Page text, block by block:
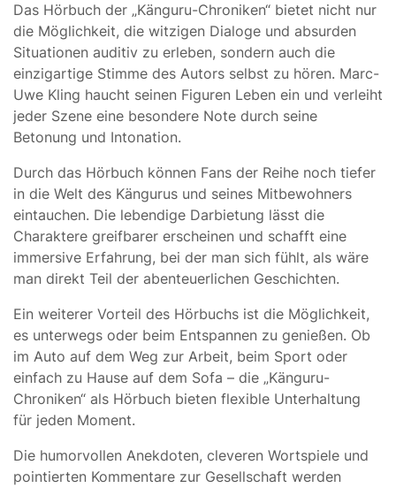
Das Hörbuch der „Känguru-Chroniken“ bietet nicht nur
die Möglichkeit, die witzigen Dialoge und absurden
Situationen auditiv zu erleben, sondern auch die
einzigartige Stimme des Autors selbst zu hören. Marc-
Uwe Kling haucht seinen Figuren Leben ein und verleiht
jeder Szene eine besondere Note durch seine
Betonung und Intonation.
Durch das Hörbuch können Fans der Reihe noch tiefer
in die Welt des Kängurus und seines Mitbewohners
eintauchen. Die lebendige Darbietung lässt die
Charaktere greifbarer erscheinen und schafft eine
immersive Erfahrung, bei der man sich fühlt, als wäre
man direkt Teil der abenteuerlichen Geschichten.
Ein weiterer Vorteil des Hörbuchs ist die Möglichkeit,
es unterwegs oder beim Entspannen zu genießen. Ob
im Auto auf dem Weg zur Arbeit, beim Sport oder
einfach zu Hause auf dem Sofa – die „Känguru-
Chroniken“ als Hörbuch bieten flexible Unterhaltung
für jeden Moment.
Die humorvollen Anekdoten, cleveren Wortspiele und
pointierten Kommentare zur Gesellschaft werden